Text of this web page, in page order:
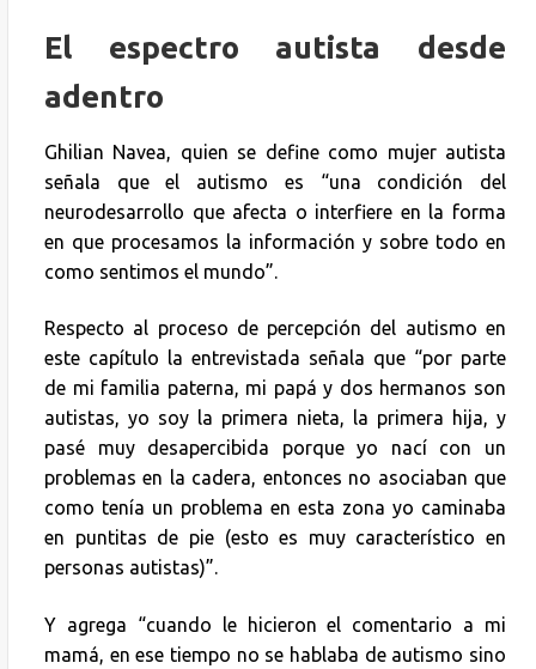
El espectro autista desde
adentro
Ghilian Navea, quien se define como mujer autista
señala que el autismo es “una condición del
neurodesarrollo que afecta o interfiere en la forma
en que procesamos la información y sobre todo en
como sentimos el mundo”.
Respecto al proceso de percepción del autismo en
este capítulo la entrevistada señala que “por parte
de mi familia paterna, mi papá y dos hermanos son
autistas, yo soy la primera nieta, la primera hija, y
pasé muy desapercibida porque yo nací con un
problemas en la cadera, entonces no asociaban que
como tenía un problema en esta zona yo caminaba
en puntitas de pie (esto es muy característico en
personas autistas)”.
Y agrega “cuando le hicieron el comentario a mi
mamá, en ese tiempo no se hablaba de autismo sino